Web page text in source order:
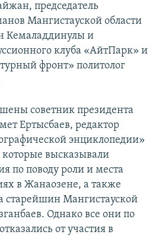
председатель
Мангистауской области
Кемаладдинулы и
клуба «АйтПарк» и
фронт» политолог
советник президента
Ертысбаев, редактор
энциклопедии»
высказывали
по поводу роли и места
в Жанаозене, а также
старейшин Мангистауской
Однако все они по
от участия в